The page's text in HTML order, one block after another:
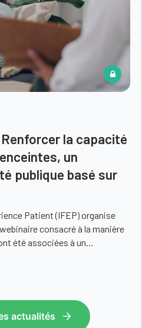
la capacité
un
publique basé sur
Patient (IFEP) organise
consacré à la manière
été associées à un…
actualités